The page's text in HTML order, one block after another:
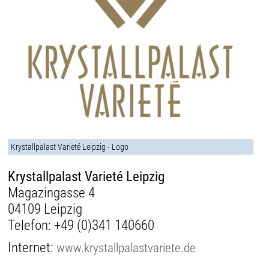
Krystallpalast Varieté Leipzig - Logo
Krystallpalast Varieté Leipzig
Magazingasse 4
04109 Leipzig
Telefon: +49 (0)341 140660
Internet:www.krystallpalastvariete.de